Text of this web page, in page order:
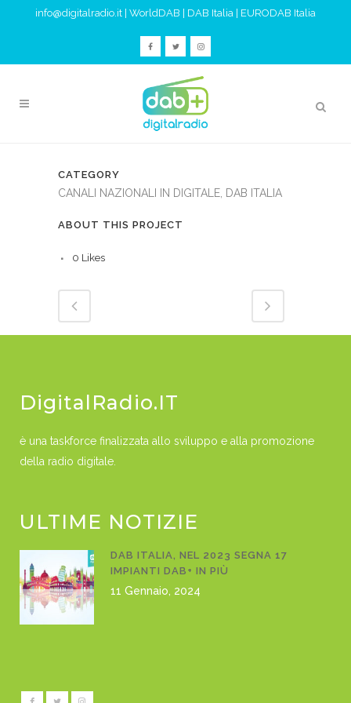
info@digitalradio.it WorldDAB DAB Italia EURODAB Italia
CATEGORY
CANALI NAZIONALI IN DIGITALE, DAB ITALIA
ABOUT THIS PROJECT
0 Likes
DigitalRadio.IT
è una taskforce finalizzata allo sviluppo e alla promozione
della radio digitale.
ULTIME NOTIZIE
DAB ITALIA, NEL 2023 SEGNA 17
IMPIANTI DAB+ IN PIÙ
11 Gennaio, 2024